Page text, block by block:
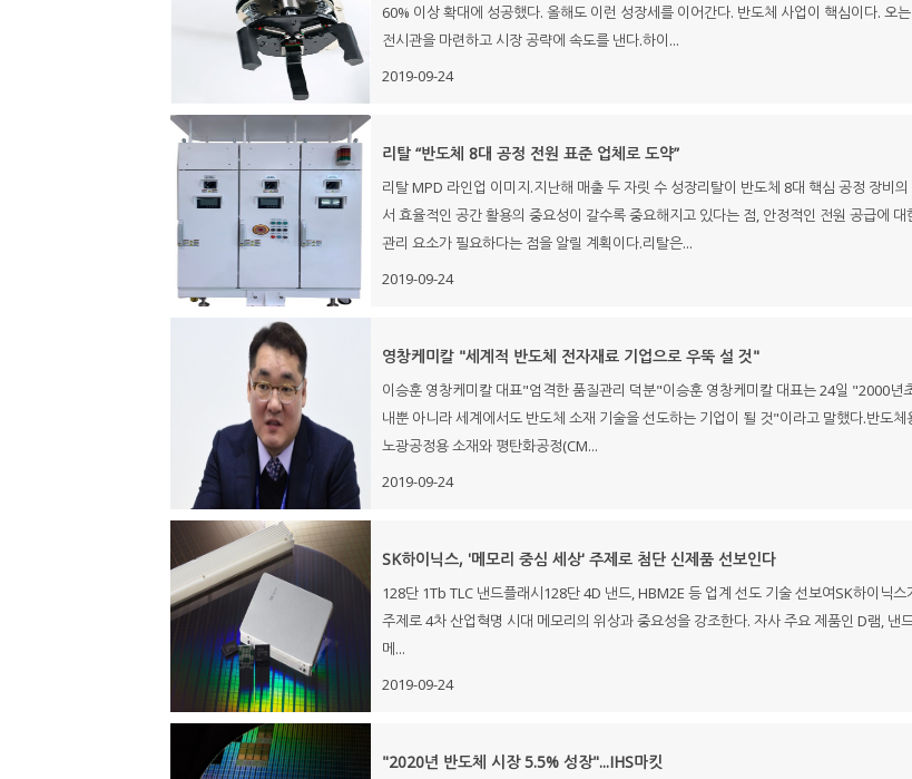
60% 이상 확대에 성공했다. 올해도 이런 성장세를 이어간다. 반도체 사업이 핵심이다. 오
전시관을 마련하고 시장 공략에 속도를 낸다.하이...
2019-09-24
리탈 “반도체 8대 공정 전원 표준 업체로 도약”
리탈 MPD 라인업 이미지.지난해 매출 두 자릿 수 성장리탈이 반도체 8대 핵심 공정 장비
서 효율적인 공간 활용의 중요성이 갈수록 중요해지고 있다는 점, 안정적인 전원 공급에
관리 요소가 필요하다는 점을 알릴 계획이다.리탈은...
2019-09-24
영창케미칼 "세계적 반도체 전자재료 기업으로 우뚝 설 것"
이승훈 영창케미칼 대표"엄격한 품질관리 덕분"이승훈 영창케미칼 대표는 24일 "2000
내뿐 아니라 세계에서도 반도체 소재 기술을 선도하는 기업이 될 것"이라고 말했다.반
노광공정용 소재와 평탄화공정(CM...
2019-09-24
SK하이닉스, '메모리 중심 세상' 주제로 첨단 신제품 선보인다
128단 1Tb TLC 낸드플래시128단 4D 낸드, HBM2E 등 업계 선도 기술 선보여SK하이
주제로 4차 산업혁명 시대 메모리의 위상과 중요성을 강조한다. 자사 주요 제품인 D램,
메...
2019-09-24
"2020년 반도체 시장 5.5% 성장"...IHS마킷